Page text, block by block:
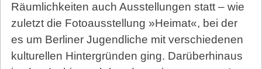
Räumlichkeiten auch Ausstellungen statt – wie
zuletzt die Fotoausstellung »Heimat«, bei der
es um Berliner Jugendliche mit verschiedenen
kulturellen Hintergründen ging. Darüberhinaus